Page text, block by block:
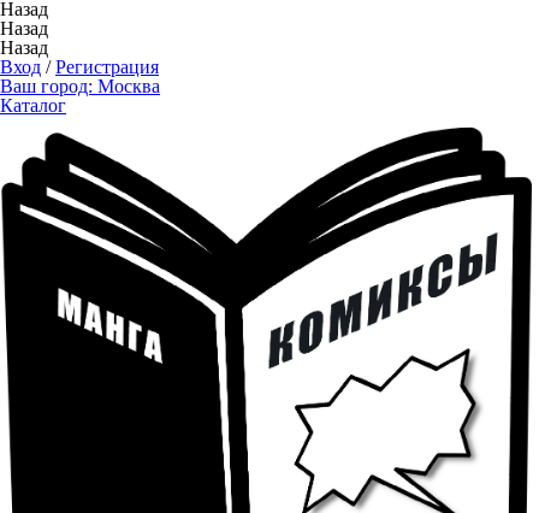
Назад
Назад
Назад
Вход /Регистрация
Ваш город: Москва
Каталог